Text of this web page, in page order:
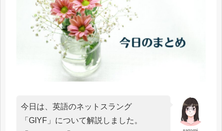
今日は、英語のネットスラング
「GIYF」について解説しました。